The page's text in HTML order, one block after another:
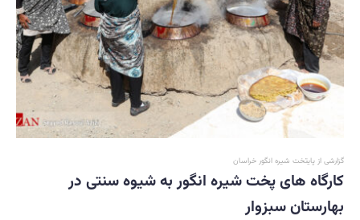
گزارشی از پایتخت شیره انگور خراسان
کارگاه های پخت شیره انگور به شیوه سنتی در
بهارستان سبزوار